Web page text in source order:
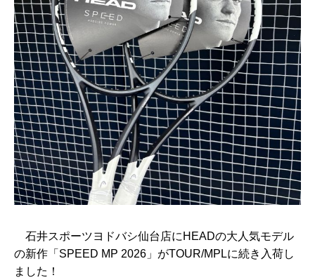
石井スポーツヨドバシ仙台店にHEADの大人気モデル
の新作「SPEED MP 2026」がTOUR/MPLに続き入荷し
ました！